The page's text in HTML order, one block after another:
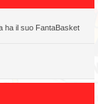
ha il suo FantaBasket